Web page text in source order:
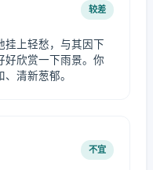
较差
挂上轻愁，与其因下
好欣赏一下雨景。你
清新葱郁。
不宜